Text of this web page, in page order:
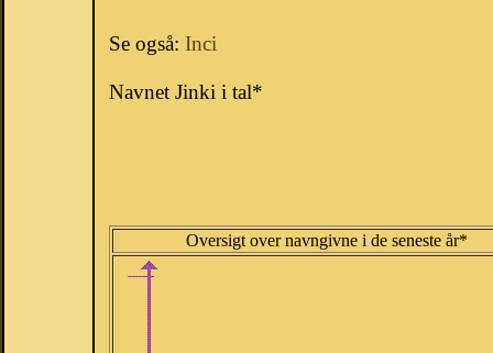
Se også: Inci
Navnet Jinki i tal*
Oversigt over navngivne i de seneste år*